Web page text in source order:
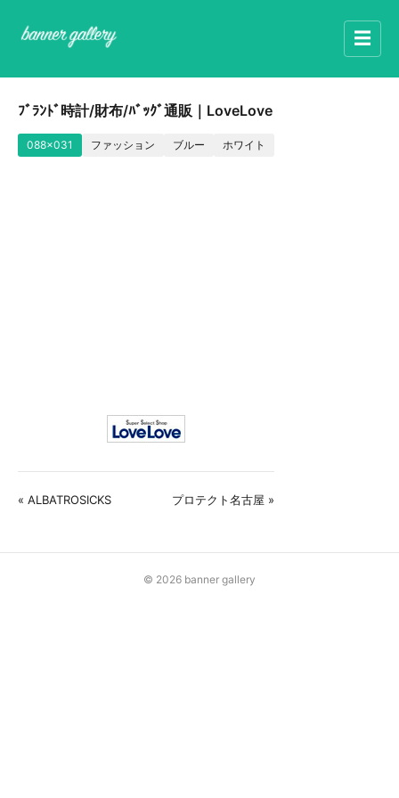
☰
ﾌﾞﾗﾝﾄﾞ時計/財布/ﾊﾞｯｸﾞ通販｜LoveLove
088x031 ファッション ブルー ホワイト
« ALBATROSICKS プロテクト名古屋 »
© 2026 banner gallery